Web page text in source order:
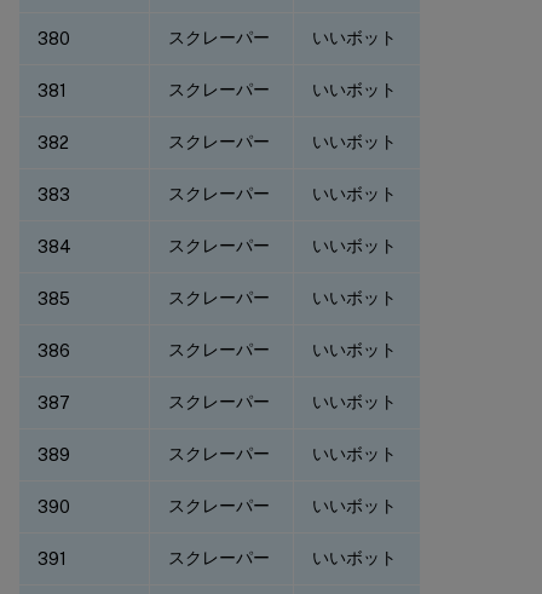
380 スクレーパー いいボット
381 スクレーパー いいボット
382 スクレーパー いいボット
383 スクレーパー いいボット
384 スクレーパー いいボット
385 スクレーパー いいボット
386 スクレーパー いいボット
387 スクレーパー いいボット
389 スクレーパー いいボット
390 スクレーパー いいボット
391 スクレーパー いいボット